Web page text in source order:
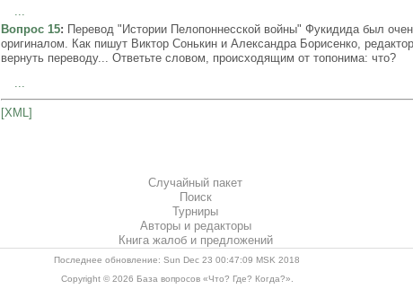
Вопрос 15: Перевод "Истории Пелопоннесской войны" Фукидида был
оригиналом. Как пишут Виктор Сонькин и Александра Борисенко,
вернуть переводу... Ответьте словом, происходящим от топонима: что?
[XML]
Случайный пакет
Поиск
Турниры
Авторы и редакторы
Книга жалоб и предложений
Последнее обновление: Sun Dec 23 00:47:09 MSK 2018
Copyright © 2026 База вопросов «Что? Где? Когда?».